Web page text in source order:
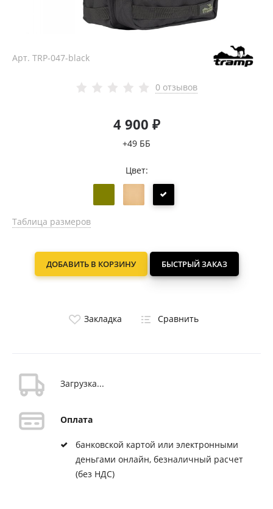
Арт. TRP-047-black
0 отзывов
4 900 ₽
+49 ББ
Цвет:
Таблица размеров
ДОБАВИТЬ В КОРЗИНУ БЫСТРЫЙ ЗАКАЗ
Закладка Сравнить
Загрузка...
Оплата
банковской картой или электронными
деньгами онлайн, безналичный расчет
(без НДС)